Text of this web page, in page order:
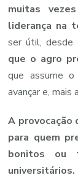
muitas
liderança na
ser útil, desde
que o agro
que assume
avançar e, mais
A provocação
para quem
bonitos ou
universitários.